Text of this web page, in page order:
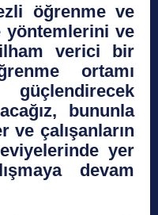
öğrenme ve
ve
verici bir
ortamı
bununla
ve çalışanların
yer
devam